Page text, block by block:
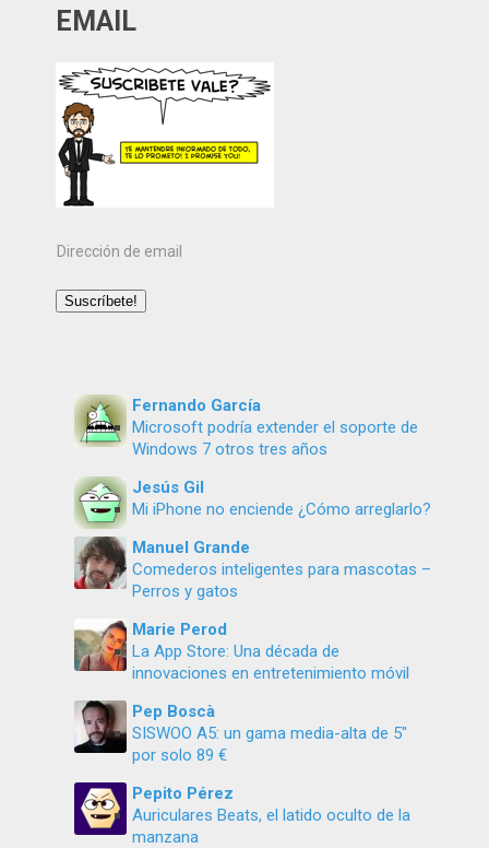
EMAIL
Dirección
email
Suscríbete!
Fernando García
Microsoft podría extender el soporte de
Windows 7 otros tres años
Jesús Gil
Mi iPhone no enciende ¿Cómo arreglarlo?
Manuel Grande
Comederos inteligentes para mascotas –
Perros y gatos
Marie Perod
La App Store: Una década de
innovaciones en entretenimiento móvil
Pep Boscà
SISWOO A5: un gama media-alta de 5″
por solo 89 €
Pepito Pérez
Auriculares Beats, el latido oculto de la
manzana